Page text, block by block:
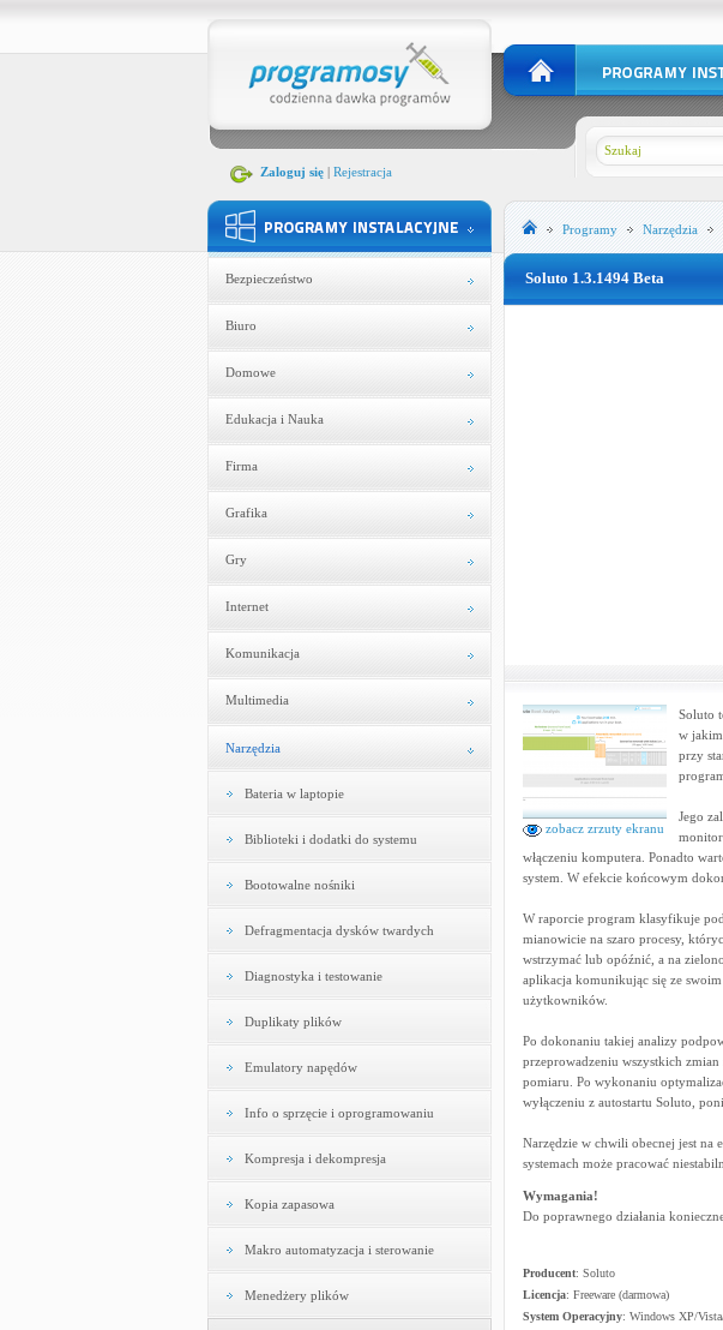
Zaloguj się| Rejestracja
Bezpieczeństwo
Biuro
Domowe
Edukacja i Nauka
Firma
Grafika
Gry
Internet
Komunikacja
Multimedia
Narzędzia
Bateria w laptopie
Biblioteki i dodatki do systemu
Bootowalne nośniki
Defragmentacja dysków twardych
Diagnostyka i testowanie
Duplikaty plików
Emulatory napędów
Info o sprzęcie i oprogramowaniu
Kompresja i dekompresja
Kopia zapasowa
Makro automatyzacja i sterowanie
Menedżery plików
Programy Narzędzia
Soluto 1.3.1494 Beta
zobacz zrzuty ekranu
Soluto
w jakim
przy
Jego
włączeniu komputera. Ponadto
system. W efekcie końcowym
W raporcie program klasyfikuje
mianowicie na szaro procesy,
wstrzymać lub opóźnić, a na
aplikacja komunikując się ze
użytkowników.
Po dokonaniu takiej analizy
przeprowadzeniu wszystkich
pomiaru. Po wykonaniu
wyłączeniu z autostartu Soluto,
Narzędzie w chwili obecnej jest na
systemach może pracować
Wymagania!
Do poprawnego działania
Producent: Soluto
Licencja: Freeware (darmowa)
System Operacyjny: Windows XP/